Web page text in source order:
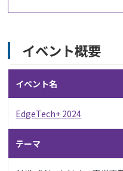
イベント概要
イベント名
EdgeTech+ 2024
テーマ